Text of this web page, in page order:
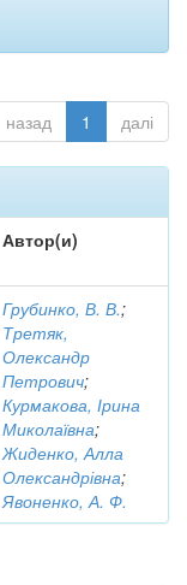
назад 1 далі
Автор(и)
Грубинко, В. В.;
Третяк,
Олександр
Петрович;
Курмакова, Ірина
Миколаївна;
Жиденко, Алла
Олександрівна;
Явоненко, А. Ф.